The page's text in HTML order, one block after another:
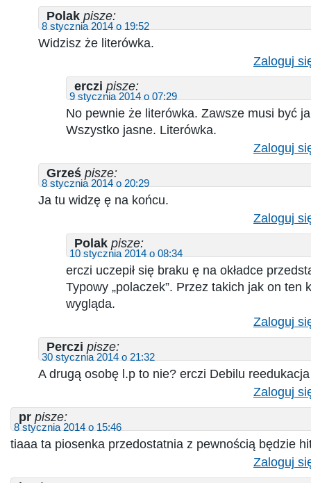
Polak pisze:
8 stycznia 2014 o 19:52
Widzisz że literówka.
Zaloguj
erczi pisze:
9 stycznia 2014 o 07:29
No pewnie że literówka. Zawsze musi być
Wszystko jasne. Literówka.
Zaloguj
Grześ pisze:
8 stycznia 2014 o 20:29
Ja tu widzę ę na końcu.
Zaloguj
Polak pisze:
10 stycznia 2014 o 08:34
erczi uczepił się braku ę na okładce
Typowy „polaczek”. Przez takich jak on ten
wygląda.
Zaloguj
Perczi pisze:
30 stycznia 2014 o 21:32
A drugą osobę l.p to nie? erczi Debilu reedukacja
Zaloguj
pr pisze:
8 stycznia 2014 o 15:46
tiaaa ta piosenka przedostatnia z pewnością będzie
Zaloguj